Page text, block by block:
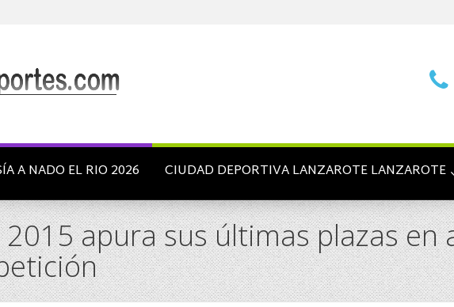
A NADO EL RIO 2026 CIUDAD DEPORTIVA LANZAROTE LANZAROTE
apura sus últimas plazas en